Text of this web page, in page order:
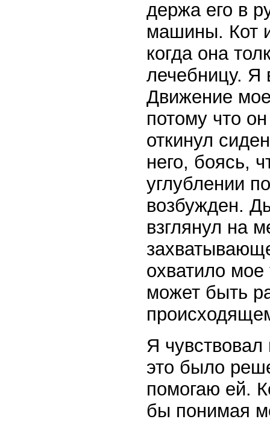
держа его в
машины. Кот
когда она
лечебницу. Я
Движение
потому что
откинул
него, боясь,
углублении
возбужден.
взглянул на
охватило мое
может быть
Я чувствовал
это было
помогаю ей.
бы понимая